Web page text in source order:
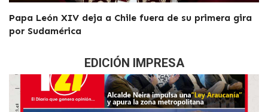
Papa León XIV deja a Chile fuera de su primera gira
por Sudamérica
EDICIÓN IMPRESA